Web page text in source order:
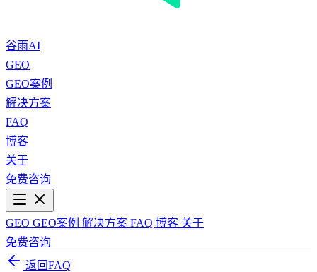
谷雨AI
GEO
GEO案例
解决方案
FAQ
博客
关于
免费咨询
GEO GEO案例 解决方案 FAQ 博客 关于
免费咨询
返回FAQ